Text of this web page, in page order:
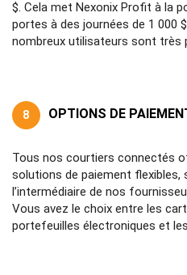
$. Cela met Nexonix Profit à la
portes à des journées de 1 000
nombreux utilisateurs sont très
8 OPTIONS DE
Tous nos courtiers connectés
solutions de paiement flexibles,
l’intermédiaire de nos
Vous avez le choix entre les
portefeuilles électroniques et